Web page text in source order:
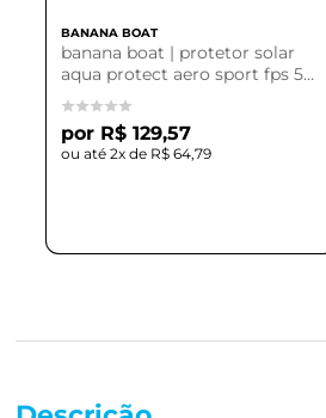
BANANA BOAT
banana boat | protetor solar
aqua protect aero sport fps 50
- 170g
R$ 129,57
2x de R$ 64,79